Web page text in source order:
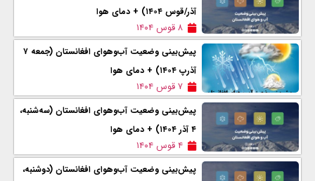
آذر/قوس ۱۴۰۴) + دمای هوا
۸ قوس ۱۴۰۴
پیش‌بینی وضعیت آب‌وهوای افغانستان (جمعه ۷
آذرپ ۱۴۰۴) + دمای هوا
۷ قوس ۱۴۰۴
پیش‌بینی وضعیت آب‌وهوای افغانستان (سه‌شنبه،
۴ آذر ۱۴۰۴) + دمای هوا
۴ قوس ۱۴۰۴
پیش‌بینی وضعیت آب‌وهوای افغانستان (دوشنبه،